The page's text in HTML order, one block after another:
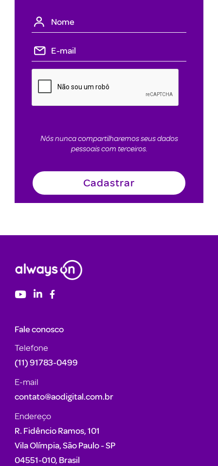
Nós nunca compartilharemos seus dados
pessoais com terceiros.
Fale conosco
Telefone
(11) 91783-0499
E-mail
contato@aodigital.com.br
Endereço
R. Fidêncio Ramos, 101
Vila Olímpia, São Paulo - SP
04551-010, Brasil